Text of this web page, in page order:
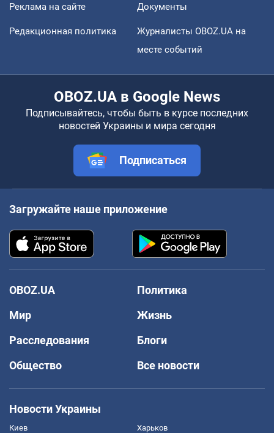
Реклама на сайте Документы
Редакционная политика
Журналисты OBOZ.UA на
месте событий
OBOZ.UA в Google News
Подписывайтесь, чтобы быть в курсе последних
новостей Украины и мира сегодня
Подписаться
Загружайте наше приложение
OBOZ.UA
Политика
Мир
Жизнь
Расследования
Блоги
Общество
Все новости
Новости Украины
Киев Харьков